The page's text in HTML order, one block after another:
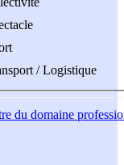
/ Logistique
du domaine